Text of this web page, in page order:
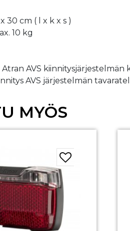
30 cm ( l x k x s )
10 kg
AVS kiinnitysjärjestelmän
AVS järjestelmän
MYÖS